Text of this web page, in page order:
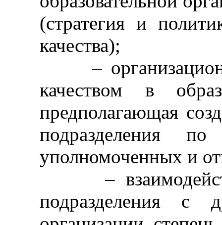
(стратегия и
качества);
–
качеством в
предполагающая
подразделения
уполномоченных и
–
подразделения с